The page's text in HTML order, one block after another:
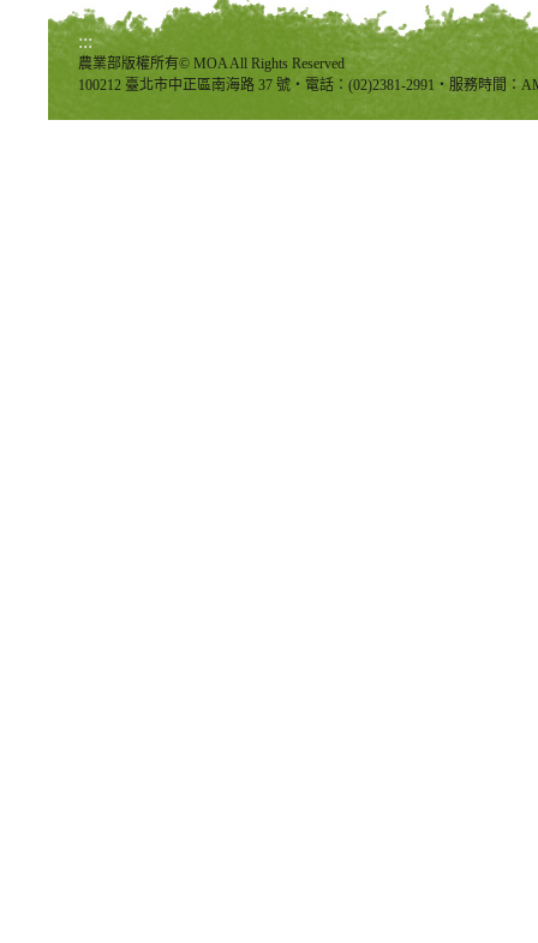
:::
農業部版權所有© MOA All Rights Reserved
100212 臺北市中正區南海路 37 號‧電話：(02)2381-2991‧服務時間：